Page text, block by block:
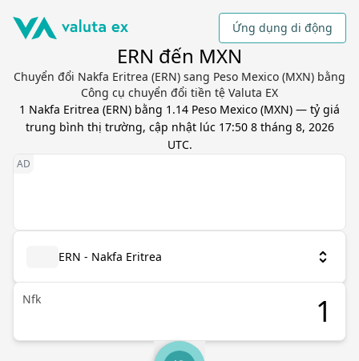
Ứng dụng di động
ERN đến MXN
Chuyển đổi Nakfa Eritrea (ERN) sang Peso Mexico (MXN) bằng
Công cụ chuyển đổi tiền tệ Valuta EX
1 Nakfa Eritrea (ERN) bằng 1.14 Peso Mexico (MXN) — tỷ giá
trung bình thị trường, cập nhật lúc 17:50 8 tháng 8, 2026
UTC.
ERN - Nakfa Eritrea
Nfk